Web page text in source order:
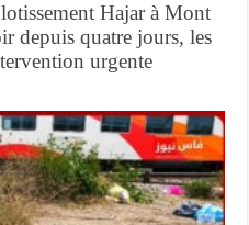
Hajar à Mont
depuis quatre jours, les
urgente